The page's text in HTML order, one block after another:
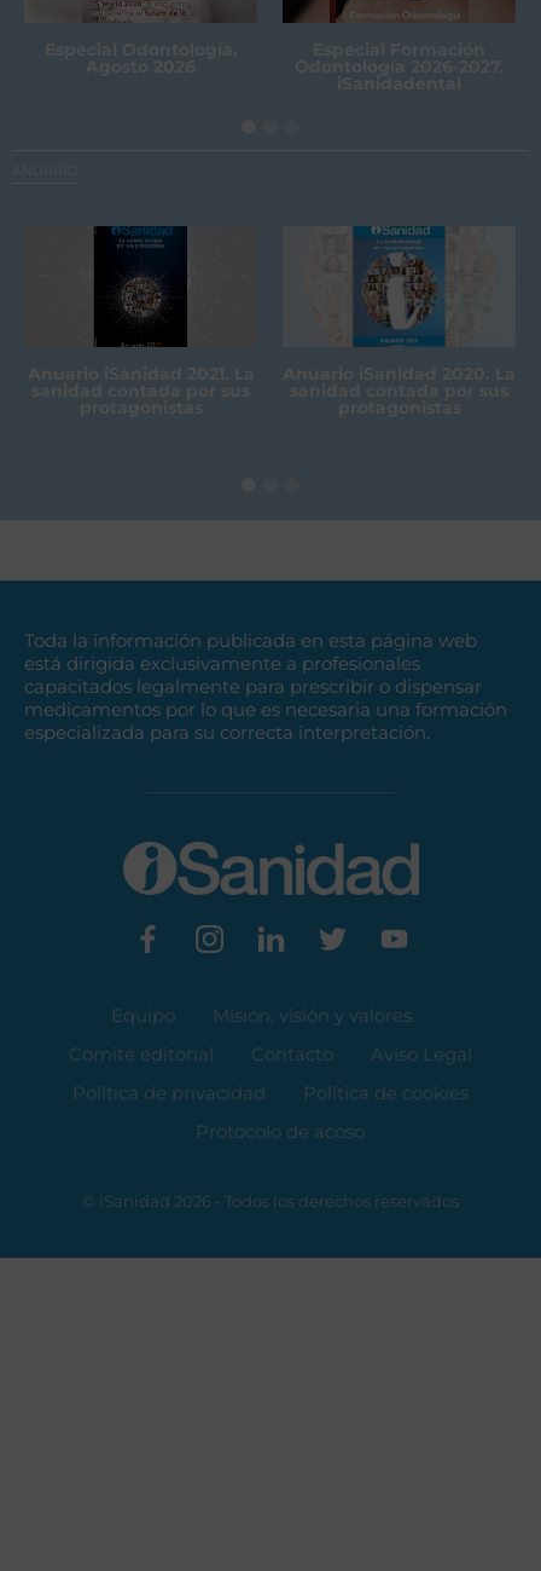
Toda la información publicada en esta página web
está dirigida exclusivamente a profesionales
capacitados legalmente para prescribir o dispensar
medicamentos por lo que es necesaria una formación
especializada para su correcta interpretación.
Equipo
Misión, visión y valores
Comité editorial
Contacto
Aviso Legal
Política de privacidad
Política de cookies
Protocolo de acoso
© iSanidad 2026 - Todos los derechos reservados